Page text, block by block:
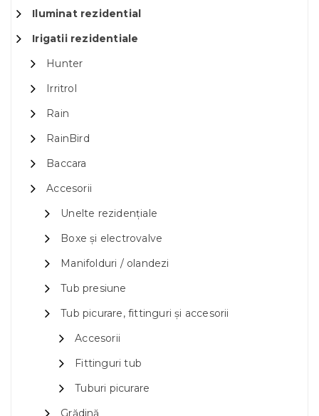
Iluminat rezidential
Irigatii rezidentiale
Hunter
Irritrol
Rain
RainBird
Baccara
Accesorii
Unelte rezidențiale
Boxe și electrovalve
Manifolduri / olandezi
Tub presiune
Tub picurare, fittinguri și accesorii
Accesorii
Fittinguri tub
Tuburi picurare
Grădină